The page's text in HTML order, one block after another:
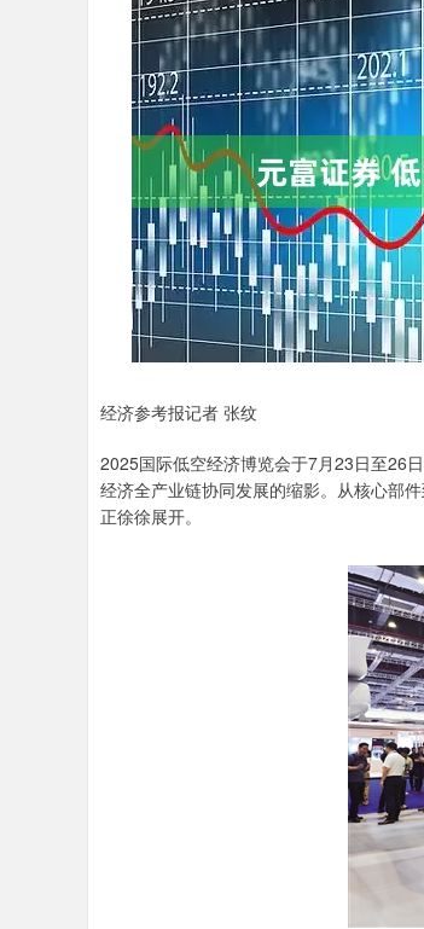
经济参考报记者 张纹
2025国际低空经济博览会于7月23日至26
经济全产业链协同发展的缩影。从核心部
正徐徐展开。